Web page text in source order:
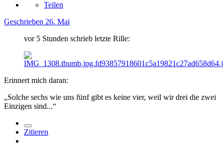
Teilen
Geschrieben 26. Mai
vor 5 Stunden schrieb letzte Rille:
Erinnert mich daran:
„Solche sechs wie uns fünf gibt es keine vier, weil wir drei die zwei
Einzigen sind...“
Zitieren